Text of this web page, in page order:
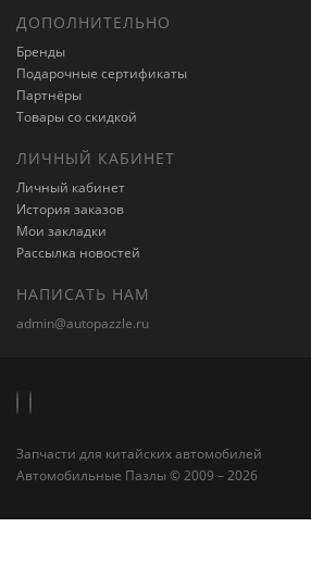
ДОПОЛНИТЕЛЬНО
Бренды
Подарочные сертификаты
Партнёры
Товары со скидкой
ЛИЧНЫЙ КАБИНЕТ
Личный кабинет
История заказов
Мои закладки
Рассылка новостей
НАПИСАТЬ НАМ
admin@autopazzle.ru
Запчасти для китайских автомобилей
Автомобильные Пазлы © 2009 – 2026